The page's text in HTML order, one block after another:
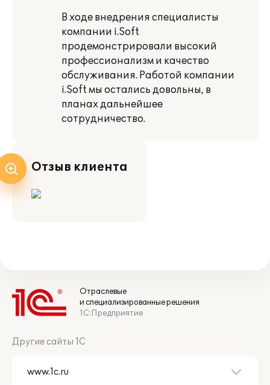
В ходе внедрения специалисты
компании i.Soft
продемонстрировали высокий
профессионализм и качество
обслуживания. Работой компании
i.Soft мы остались довольны, в
планах дальнейшее
сотрудничество.
Отзыв клиента
Отраслевые
и специализированные решения
1С:Предприятие
Другие сайты 1С